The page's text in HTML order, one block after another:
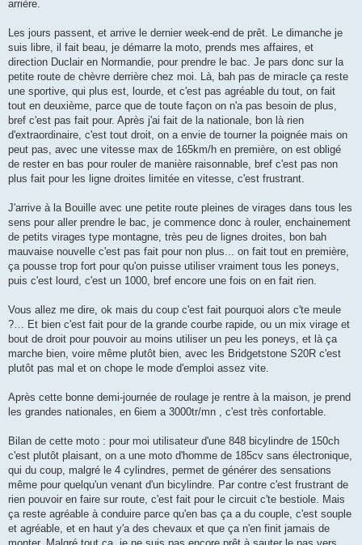
arrière.
Les jours passent, et arrive le dernier week-end de prêt. Le dimanche je
suis libre, il fait beau, je démarre la moto, prends mes affaires, et
direction Duclair en Normandie, pour prendre le bac. Je pars donc sur la
petite route de chèvre derrière chez moi. Là, bah pas de miracle ça reste
une sportive, qui plus est, lourde, et c'est pas agréable du tout, on fait
tout en deuxième, parce que de toute façon on n'a pas besoin de plus,
bref c'est pas fait pour. Après j'ai fait de la nationale, bon là rien
d'extraordinaire, c'est tout droit, on a envie de tourner la poignée mais on
peut pas, avec une vitesse max de 165km/h en première, on est obligé
de rester en bas pour rouler de manière raisonnable, bref c'est pas non
plus fait pour les ligne droites limitée en vitesse, c'est frustrant.
J'arrive à la Bouille avec une petite route pleines de virages dans tous les
sens pour aller prendre le bac, je commence donc à rouler, enchainement
de petits virages type montagne, très peu de lignes droites, bon bah
mauvaise nouvelle c'est pas fait pour non plus... on fait tout en première,
ça pousse trop fort pour qu'on puisse utiliser vraiment tous les poneys,
puis c'est lourd, c'est un 1000, bref encore une fois on en fait rien.
Vous allez me dire, ok mais du coup c'est fait pourquoi alors c'te meule
?… Et bien c'est fait pour de la grande courbe rapide, ou un mix virage et
bout de droit pour pouvoir au moins utiliser un peu les poneys, et là ça
marche bien, voire même plutôt bien, avec les Bridgetstone S20R c'est
plutôt pas mal et on chope le mode d'emploi assez vite.
Après cette bonne demi-journée de roulage je rentre à la maison, je prend
les grandes nationales, en 6iem a 3000tr/mn , c'est très confortable.
Bilan de cette moto : pour moi utilisateur d'une 848 bicylindre de 150ch
c'est plutôt plaisant, on a une moto d'homme de 185cv sans électronique,
qui du coup, malgré le 4 cylindres, permet de générer des sensations
même pour quelqu'un venant d'un bicylindre. Par contre c'est frustrant de
rien pouvoir en faire sur route, c'est fait pour le circuit c'te bestiole. Mais
ça reste agréable à conduire parce qu'en bas ça a du couple, c'est souple
et agréable, et en haut y'a des chevaux et que ça n'en finit jamais de